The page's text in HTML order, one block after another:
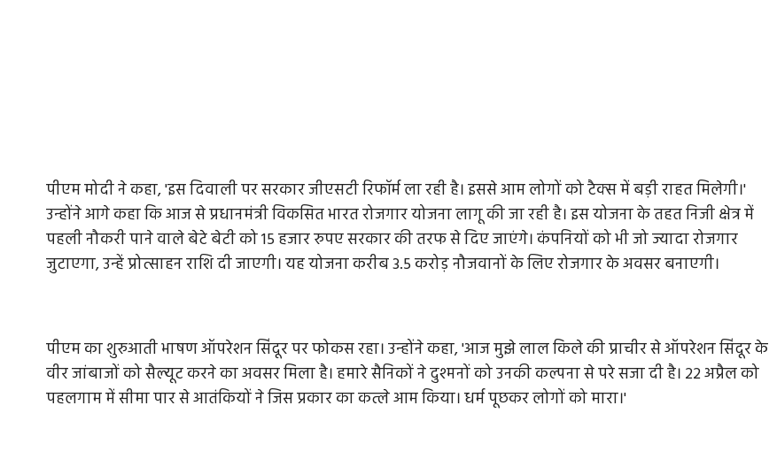
पीएम मोदी ने कहा, 'इस दिवाली पर सरकार जीएसटी रिफॉर्म ला रही है। इससे आम लोगों को टैक्स में बड़ी राहत मिलेगी।'
उन्होंने आगे कहा कि आज से प्रधानमंत्री विकसित भारत रोजगार योजना लागू की जा रही है। इस योजना के तहत निजी क्षेत्र में
पहली नौकरी पाने वाले बेटे बेटी को 15 हजार रुपए सरकार की तरफ से दिए जाएंगे। कंपनियों को भी जो ज्यादा रोजगार
जुटाएगा, उन्हें प्रोत्साहन राशि दी जाएगी। यह योजना करीब 3.5 करोड़ नौजवानों के लिए रोजगार के अवसर बनाएगी।
पीएम का शुरुआती भाषण ऑपरेशन सिंदूर पर फोकस रहा। उन्होंने कहा, 'आज मुझे लाल किले की प्राचीर से ऑपरेशन सिंदूर के
वीर जांबाजों को सैल्यूट करने का अवसर मिला है। हमारे सैनिकों ने दुश्मनों को उनकी कल्पना से परे सजा दी है। 22 अप्रैल को
पहलगाम में सीमा पार से आतंकियों ने जिस प्रकार का कत्ले आम किया। धर्म पूछकर लोगों को मारा।'